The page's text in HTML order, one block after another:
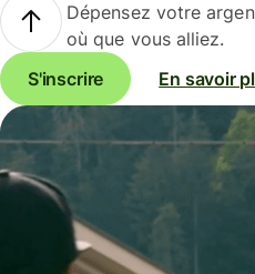
Dépensez votre
où que vous alliez.
S'inscrire
En savoir